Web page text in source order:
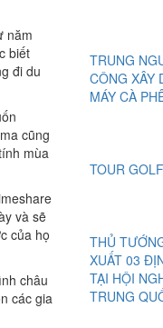
năm
biết
đi du
cũng
mùa
và sẽ
của họ
châu
các gia
TRUNG
CÔNG XÂY
MÁY CÀ
TOUR
THỦ
XUẤT 03
TẠI HỘI
TRUNG